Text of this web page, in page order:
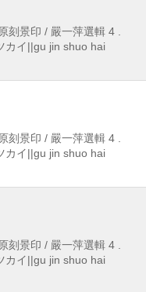
刻景印 / 嚴一萍選輯 4 .
カイ||gu jin shuo hai
刻景印 / 嚴一萍選輯 4 .
カイ||gu jin shuo hai
刻景印 / 嚴一萍選輯 4 .
カイ||gu jin shuo hai